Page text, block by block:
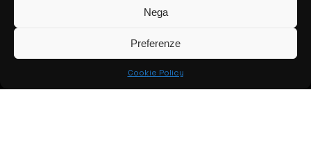
Nega
Preferenze
Cookie Policy